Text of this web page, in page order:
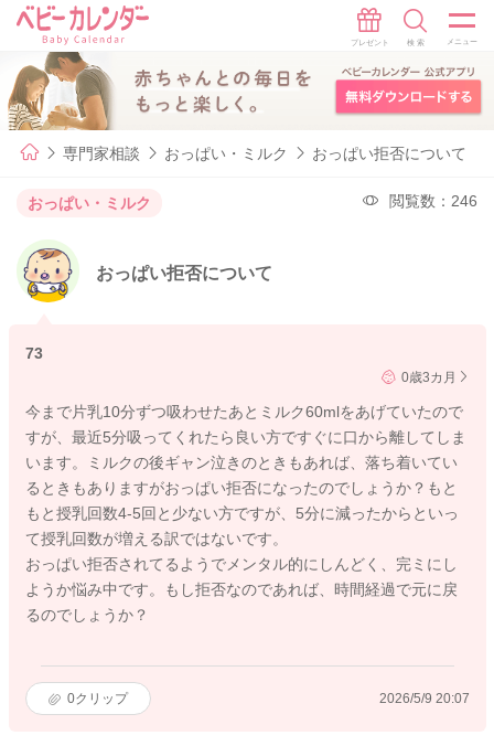
専門家相談 おっぱい・ミルク おっぱい拒否について
おっぱい・ミルク 閲覧数：246
おっぱい拒否について
73
0歳3カ月
今まで片乳10分ずつ吸わせたあとミルク60mlをあげていたので
すが、最近5分吸ってくれたら良い方ですぐに口から離してしま
います。ミルクの後ギャン泣きのときもあれば、落ち着いてい
るときもありますがおっぱい拒否になったのでしょうか？もと
もと授乳回数4-5回と少ない方ですが、5分に減ったからといっ
て授乳回数が増える訳ではないです。
おっぱい拒否されてるようでメンタル的にしんどく、完ミにし
ようか悩み中です。もし拒否なのであれば、時間経過で元に戻
るのでしょうか？
0クリップ 2026/5/9 20:07